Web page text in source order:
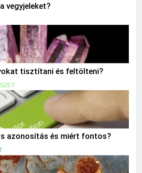
vegyjeleket?
tisztítani és feltölteni?
azonosítás és miért fontos?